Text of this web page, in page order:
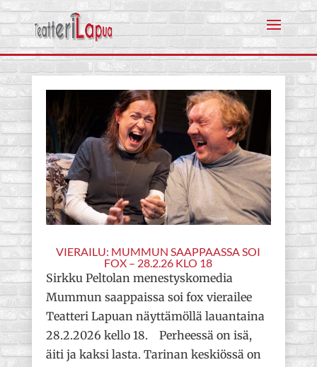
VIERAILU: MUMMUN SAAPPAASSA SOI
FOX – 28.2.26 KLO 18
Sirkku Peltolan menestyskomedia
Mummun saappaissa soi fox vierailee
Teatteri Lapuan näyttämöllä lauantaina
28.2.2026 kello 18. Perheessä on isä,
äiti ja kaksi lasta. Tarinan keskiössä on